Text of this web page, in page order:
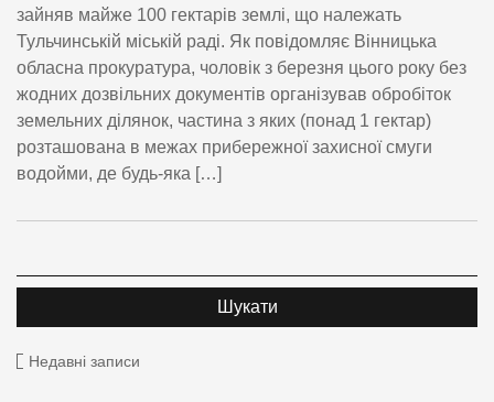
зайняв майже 100 гектарів землі, що належать
Тульчинській міській раді. Як повідомляє Вінницька
обласна прокуратура, чоловік з березня цього року без
жодних дозвільних документів організував обробіток
земельних ділянок, частина з яких (понад 1 гектар)
розташована в межах прибережної захисної смуги
водойми, де будь-яка […]
Недавні записи